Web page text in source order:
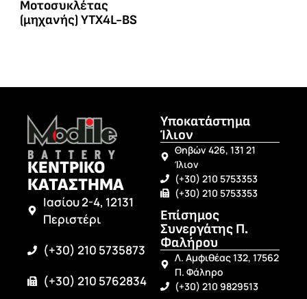
Μοτοσυκλέτας
(μηχανής) YTX4L-BS
ΚΕΝΤΡΙΚΟ
ΚΑΤΑΣΤΗΜΑ
Ιασίου 2-4, 12131
Περιστέρι
(+30) 210 5735873
(+30) 210 5762834
Υποκατάστημα
Ίλιον
Θηβών 426, 131 21
Ίλιον
(+30) 210 5753353
(+30) 210 5753353
Επίσημος
Συνεργάτης Π.
Φαλήρου
Λ. Αμφιθέας 132, 17562
Π. Φάληρο
(+30) 210 9829513